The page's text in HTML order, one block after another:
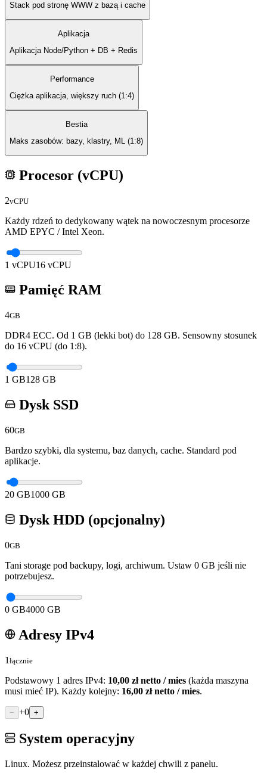
Stack pod stronę WWW z bazą i cache
Aplikacja
Aplikacja Node/Python + DB + Redis
Performance
Ciężka aplikacja, większy ruch (1:4)
Bestia
Maks zasobów: bazy, klastry, ML (1:8)
Procesor (vCPU)
2vCPU
Każdy rdzeń to dedykowany wątek na nowoczesnym procesorze
AMD EPYC / Intel Xeon.
1 vCPU16 vCPU
Pamięć RAM
4GB
DDR4 ECC. Od 1 GB (lekki bot) do 128 GB. Sensowny stosunek
do 16 vCPU (do 1:8).
1 GB128 GB
Dysk SSD
60GB
Bardzo szybki, dla systemu, baz danych, cache. Standard pod
aplikacje.
20 GB1000 GB
Dysk HDD (opcjonalny)
0GB
Tani storage pod backupy, logi, archiwum. Ustaw 0 GB jeśli nie
potrzebujesz.
0 GB4000 GB
Adresy IPv4
1 łącznie
Podstawowy 1 adres IPv4: 10,00 zł netto / mies (każda maszyna
musi mieć IP). Każdy kolejny: 16,00 zł netto / mies.
− +0 +
System operacyjny
Linux. Możesz przeinstalować w każdej chwili z panelu.